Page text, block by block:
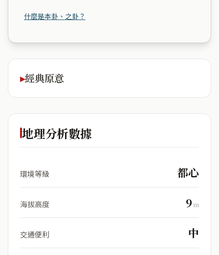
什麼是本卦、之卦？
經典原意
地理分析數據
環境等級 都心
海拔高度 9m
交通便利 中